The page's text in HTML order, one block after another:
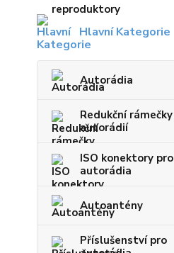
Hlavní Kategorie
Autorádia
Redukční rámečky
autorádií
ISO konektory pro
autorádia
Autoantény
Příslušenství pro